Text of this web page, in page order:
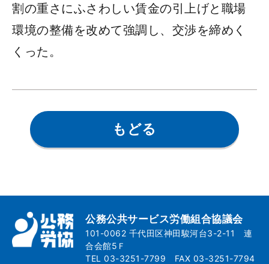
割の重さにふさわしい賃金の引上げと職場
環境の整備を改めて強調し、交渉を締めく
くった。
もどる
公務公共サービス労働組合協議会
101-0062 千代田区神田駿河台3-2-11 連
合会館5Ｆ
TEL 03-3251-7799 FAX 03-3251-7794